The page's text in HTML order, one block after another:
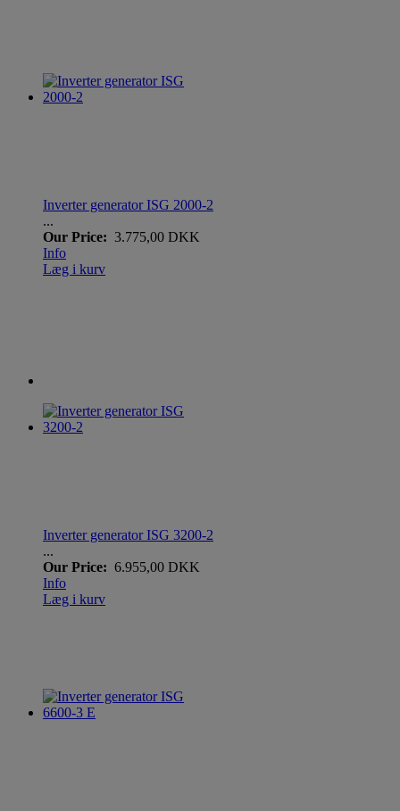
Inverter generator ISG 2000-2
...
Our Price: 3.775,00 DKK
Info
Læg i kurv
Inverter generator ISG 3200-2
...
Our Price: 6.955,00 DKK
Info
Læg i kurv